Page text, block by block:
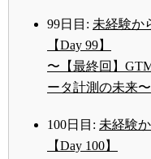
99日目: 未経験か
【Day 99】
〜【最終回】
ータ計測の未来〜
100日目: 未経験
【Day 100】